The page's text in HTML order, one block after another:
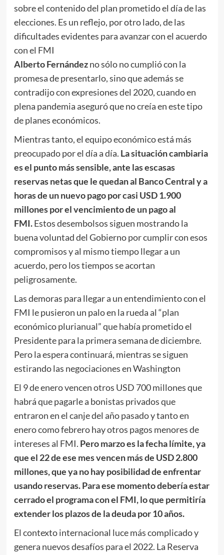
sobre el contenido del plan prometido el día de las
elecciones. Es un reflejo, por otro lado, de las
dificultades evidentes para avanzar con el acuerdo
con el FMI
Alberto Fernándezno sólo no cumplió con la
promesa de presentarlo, sino que además se
contradijo con expresiones del 2020, cuando en
plena pandemia aseguró que no creía en este tipo
de planes económicos.
Mientras tanto, el equipo económico está más
preocupado por el día a día. La situación cambiaria
es el punto más sensible, ante las escasas
reservas netas que le quedan al Banco Central y a
horas de un nuevo pago por casi USD 1.900
millones por el vencimiento de un pago al
FMI.Estos desembolsos siguen mostrando la
buena voluntad del Gobierno por cumplir con esos
compromisos y al mismo tiempo llegar a un
acuerdo, pero los tiempos se acortan
peligrosamente.
Las demoras para llegar a un entendimiento con el
FMI le pusieron un palo en la rueda al “plan
económico plurianual” que había prometido el
Presidente para la primera semana de diciembre.
Pero la espera continuará, mientras se siguen
estirando las negociaciones en Washington
El 9 de enero vencen otros USD 700 millones que
habrá que pagarle a bonistas privados que
entraron en el canje del año pasado y tanto en
enero como febrero hay otros pagos menores de
intereses al FMI. Pero marzo es la fecha límite, ya
que el 22 de ese mes vencen más de USD 2.800
millones, que ya no hay posibilidad de enfrentar
usando reservas. Para ese momento debería estar
cerrado el programa con el FMI, lo que permitiría
extender los plazos de la deuda por 10 años.
El contexto internacional luce más complicado y
genera nuevos desafíos para el 2022. La Reserva